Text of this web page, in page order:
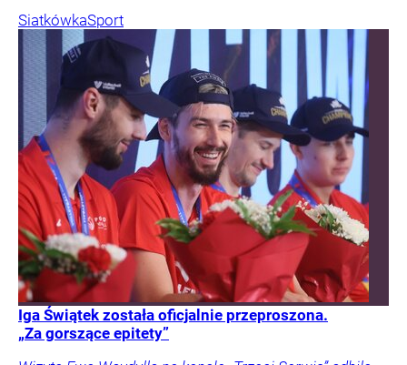
SiatkówkaSport
Iga Świątek została oficjalnie przeproszona.
„Za gorszące epitety”